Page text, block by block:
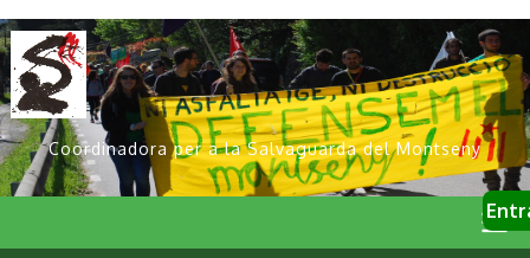
Vés
al
contingut
Coordinadora per a la Salvaguarda del Montseny
User